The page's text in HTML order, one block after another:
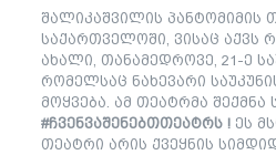
შალიკაშვილის პანტომიმის
საქართველოში, ვისაც აქვს
ახალი, თანამედროვე, 21-ე
რომელსაც ნახევარი
მოყვება. ამ თეატრმა შექმნა
#ჩვენვაშენებთთეატრს ! ეს
თეატრი არის ქვეყნის